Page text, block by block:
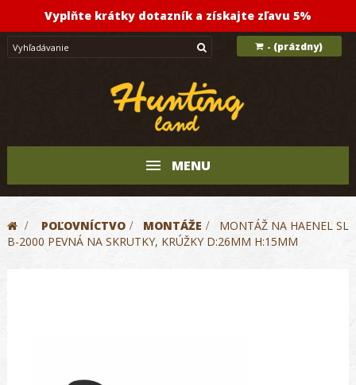
Vyplňte krátky dotazník a získajte zľavu 5%
- (prázdny)
MENU
> POĽOVNÍCTVO > MONTÁŽE >
MONTÁŽ NA HAENEL SL
B-2000 PEVNÁ NA SKRUTKY, KRÚŽKY D:26MM H:15MM